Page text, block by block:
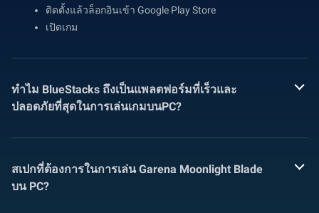
ติดตั้งแล้วล็อกอินเข้า Google Play Store
เปิดเกม
ทำไม BlueStacks ถึงเป็นแพลตฟอร์มที่เร็วและ
ปลอดภัยที่สุดในการเล่นเกมบนPC?
สเปกที่ต้องการในการเล่น Garena Moonlight Blade
บน PC?